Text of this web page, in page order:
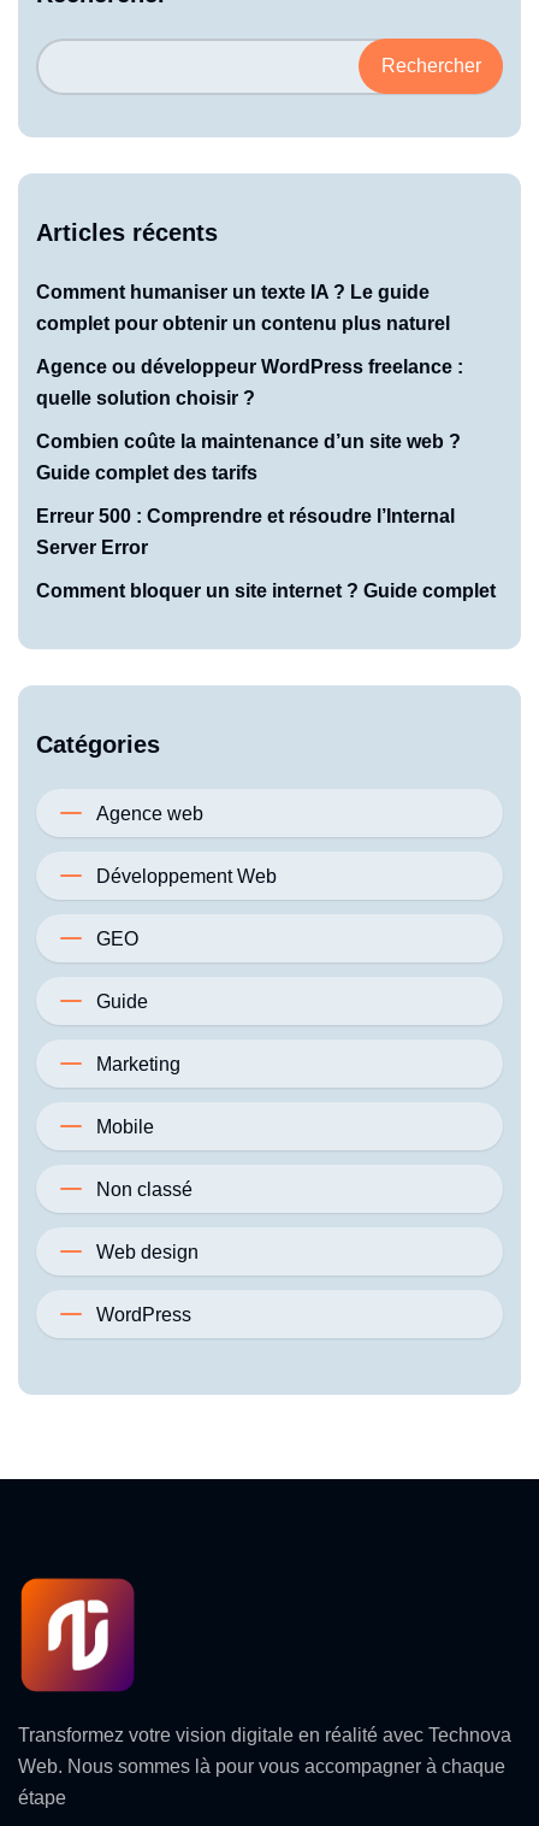
Rechercher
Articles récents
Comment humaniser un texte IA ? Le guide
complet pour obtenir un contenu plus naturel
Agence ou développeur WordPress freelance :
quelle solution choisir ?
Combien coûte la maintenance d’un site web ?
Guide complet des tarifs
Erreur 500 : Comprendre et résoudre l’Internal
Server Error
Comment bloquer un site internet ? Guide complet
Catégories
Agence web
Développement Web
GEO
Guide
Marketing
Mobile
Non classé
Web design
WordPress
Transformez votre vision digitale en réalité avec Technova
Web. Nous sommes là pour vous accompagner à chaque
étape